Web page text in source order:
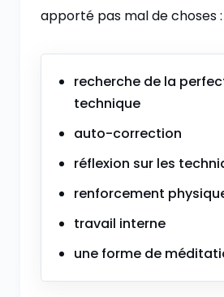
apporté pas mal de choses :
recherche de la
technique
auto-correction
réflexion sur les
renforcement
travail interne
une forme de